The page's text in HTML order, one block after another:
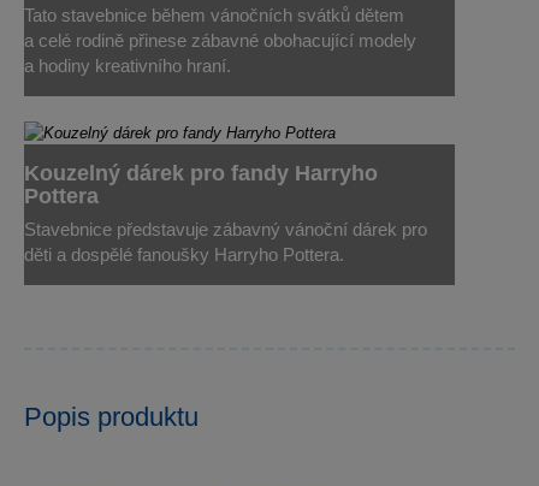
Tato stavebnice během vánočních svátků dětem
a celé rodině přinese zábavné obohacující modely
a hodiny kreativního hraní.
Kouzelný dárek pro fandy Harryho
Pottera
Stavebnice představuje zábavný vánoční dárek pro
děti a dospělé fanoušky Harryho Pottera.
Popis produktu